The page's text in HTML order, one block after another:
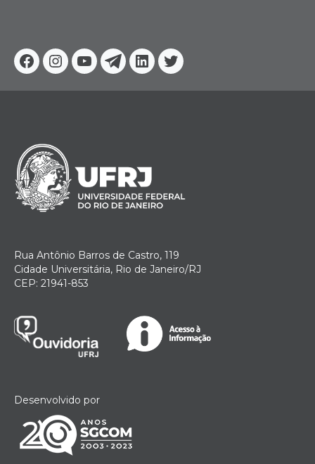
Facebook
Instagram
YoutubeTelegram
Linkedin
Twitter
Rua Antônio Barros de Castro, 119
Cidade Universitária, Rio de Janeiro/RJ
CEP: 21941-853
Desenvolvido por